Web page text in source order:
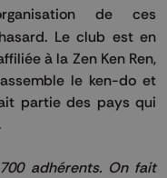
de ces
Le club est en
à la Zen Ken Ren,
le ken-do et
partie des pays qui
adhérents. On fait